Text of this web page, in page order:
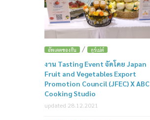
อัพเดตของกิน / กูร์เม่ต์
งาน Tasting Event จัดโดย Japan
Fruit and Vegetables Export
Promotion Council (JFEC) X ABC
Cooking Studio
updated 28.12.2021